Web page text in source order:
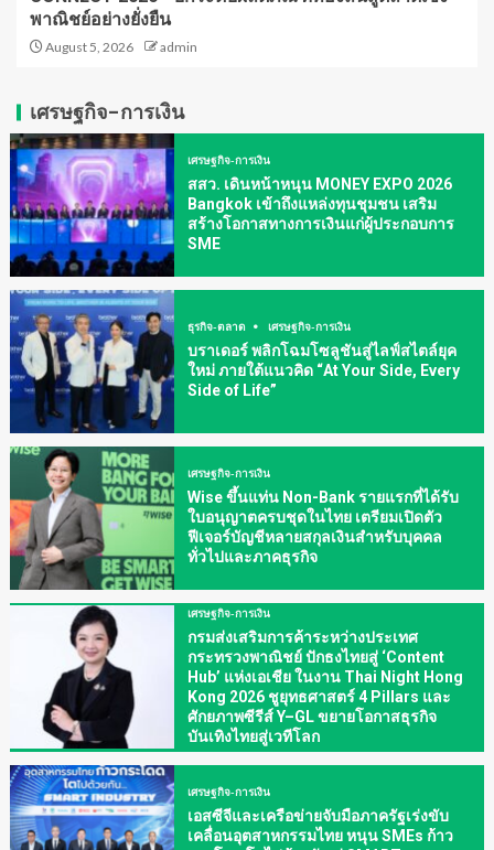
พาณิชย์อย่างยั่งยืน
August 5, 2026 admin
เศรษฐกิจ-การเงิน
เศรษฐกิจ-การเงิน
สสว. เดินหน้าหนุน MONEY EXPO 2026
Bangkok เข้าถึงแหล่งทุนชุมชน เสริม
สร้างโอกาสทางการเงินแก่ผู้ประกอบการ
SME
ธุรกิจ-ตลาด เศรษฐกิจ-การเงิน
บราเดอร์ พลิกโฉมโซลูชันสู่ไลฟ์สไตล์ยุค
ใหม่ ภายใต้แนวคิด “At Your Side, Every
Side of Life”
เศรษฐกิจ-การเงิน
Wise ขึ้นแท่น Non-Bank รายแรกที่ได้รับ
ใบอนุญาตครบชุดในไทย เตรียมเปิดตัว
ฟีเจอร์บัญชีหลายสกุลเงินสำหรับบุคคล
ทั่วไปและภาคธุรกิจ
เศรษฐกิจ-การเงิน
กรมส่งเสริมการค้าระหว่างประเทศ
กระทรวงพาณิชย์ ปักธงไทยสู่ ‘Content
Hub’ แห่งเอเชีย ในงาน Thai Night Hong
Kong 2026 ชูยุทธศาสตร์ 4 Pillars และ
ศักยภาพซีรีส์ Y–GL ขยายโอกาสธุรกิจ
บันเทิงไทยสู่เวทีโลก
เศรษฐกิจ-การเงิน
เอสซีจีและเครือข่ายจับมือภาครัฐเร่งขับ
เคลื่อนอุตสาหกรรมไทย หนุน SMEs ก้าว